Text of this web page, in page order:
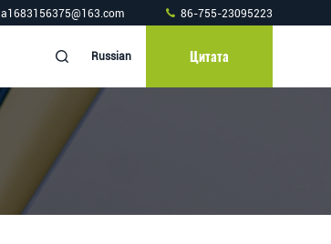
a1683156375@163.com 86-755-23095223
Russian Цитата